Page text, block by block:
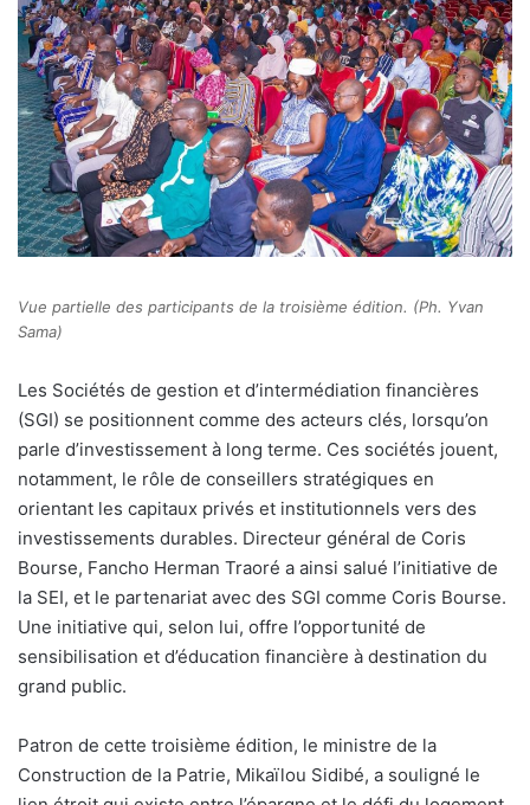
Vue partielle des participants de la troisième édition. (Ph. Yvan
Sama)
Les Sociétés de gestion et d’intermédiation financières
(SGI) se positionnent comme des acteurs clés, lorsqu’on
parle d’investissement à long terme. Ces sociétés jouent,
notamment, le rôle de conseillers stratégiques en
orientant les capitaux privés et institutionnels vers des
investissements durables. Directeur général de Coris
Bourse, Fancho Herman Traoré a ainsi salué l’initiative de
la SEI, et le partenariat avec des SGI comme Coris Bourse.
Une initiative qui, selon lui, offre l’opportunité de
sensibilisation et d’éducation financière à destination du
grand public.
Patron de cette troisième édition, le ministre de la
Construction de la Patrie, Mikaïlou Sidibé, a souligné le